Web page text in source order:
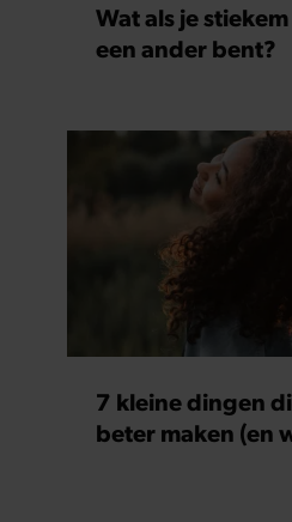
Wat als je
een ander bent?
7 kleine dingen
beter maken (en